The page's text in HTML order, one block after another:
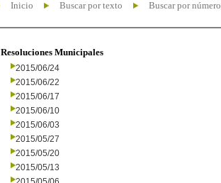
Inicio Buscar por texto Buscar por número
Resoluciones Municipales
2015/06/24
2015/06/22
2015/06/17
2015/06/10
2015/06/03
2015/05/27
2015/05/20
2015/05/13